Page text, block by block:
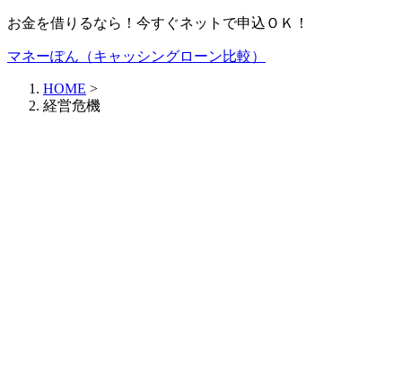
お金を借りるなら！今すぐネットで申込ＯＫ！
マネーぽん（キャッシングローン比較）
HOME >
経営危機